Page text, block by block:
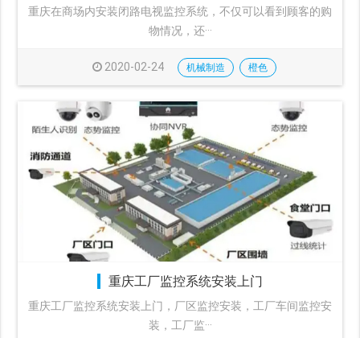
重庆在商场内安装闭路电视监控系统，不仅可以看到顾客的购
物情况，还···
2020-02-24 机械制造 橙色
重庆工厂监控系统安装上门
重庆工厂监控系统安装上门，厂区监控安装，工厂车间监控安
装，工厂监···